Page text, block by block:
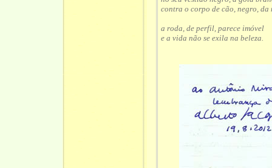
contra o corpo de cão, negro, da
a roda, de perfil, parece imóvel
e a vida não se exila na beleza.